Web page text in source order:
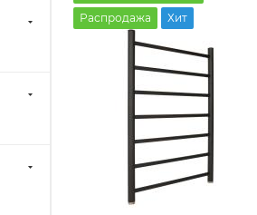
Распродажа
Хит